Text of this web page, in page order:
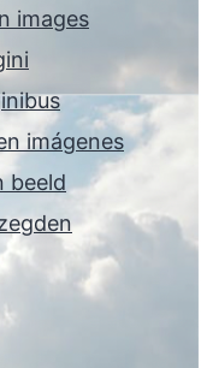
images
imágenes
beeld